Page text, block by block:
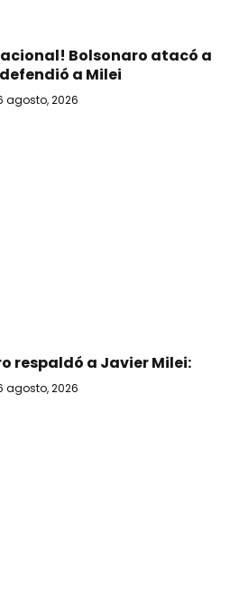
Bolsonaro atacó a
a Milei
agosto, 2026
respaldó a Javier Milei:
agosto, 2026